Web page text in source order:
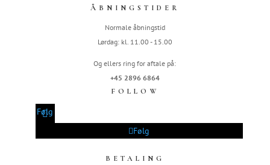
ÅBNINGSTIDER
Normale åbningstid
Lørdag: kl. 11.00 - 15.00
Og ellers ring for aftale på:
+45 2896 6864
FOLLOW
Følg
Følg
BETALING